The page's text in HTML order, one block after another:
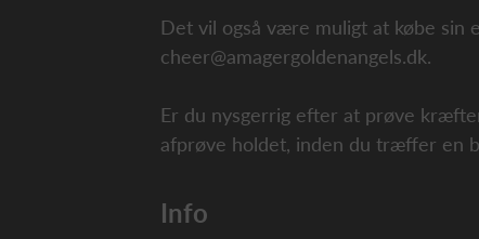
Det vil også være muligt at købe sin
cheer@amagergoldenangels.dk.
Er du nysgerrig efter at prøve
afprøve holdet, inden du træffer en
Info